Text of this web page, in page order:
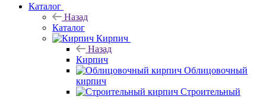
Каталог
Назад
Каталог
Кирпич
Назад
Кирпич
Облицовочный
кирпич
Строительный